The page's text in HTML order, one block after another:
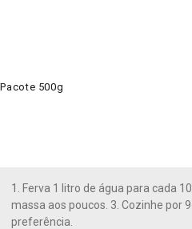
500g
1. Ferva 1 litro de água para cada
massa aos poucos. 3. Cozinhe por
preferência.